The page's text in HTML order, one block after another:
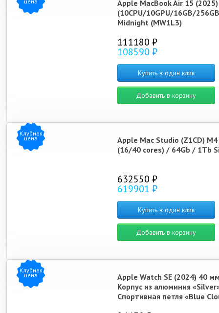
Apple MacBook Air 15
(10CPU/10GPU/16GB/
Midnight (MW1L3)
111180 ₽
108590 ₽
Купить в один клик
Добавить в корзину
Клубная
цена
Apple Mac Studio (Z1CD)
(16/40 cores) / 64Gb / 1Tb
632550 ₽
619901 ₽
Купить в один клик
Добавить в корзину
Клубная
цена
Apple Watch SE (2024) 40
Корпус из алюминия
Спортивная петля «Blue